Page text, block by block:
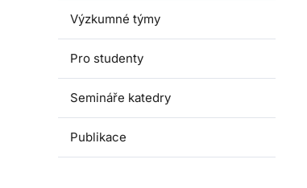
Výzkumné týmy
Pro studenty
Semináře katedry
Publikace